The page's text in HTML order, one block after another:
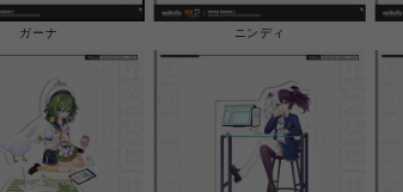
ガーナ ニンディ